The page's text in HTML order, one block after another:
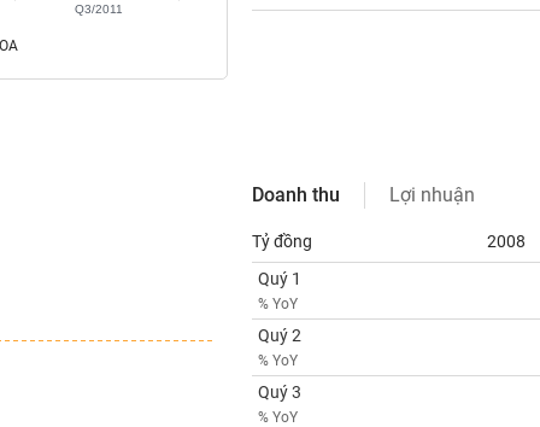
Q3/2011
Doanh thu Lợi nhuận
Tỷ đồng
2008
Quý 1
% YoY
Quý 2
% YoY
Quý 3
% YoY